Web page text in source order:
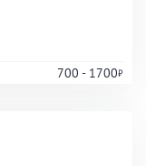
700 - 1700